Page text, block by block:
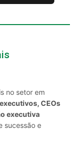
no setor em
CEOs
executiva
sucessão e